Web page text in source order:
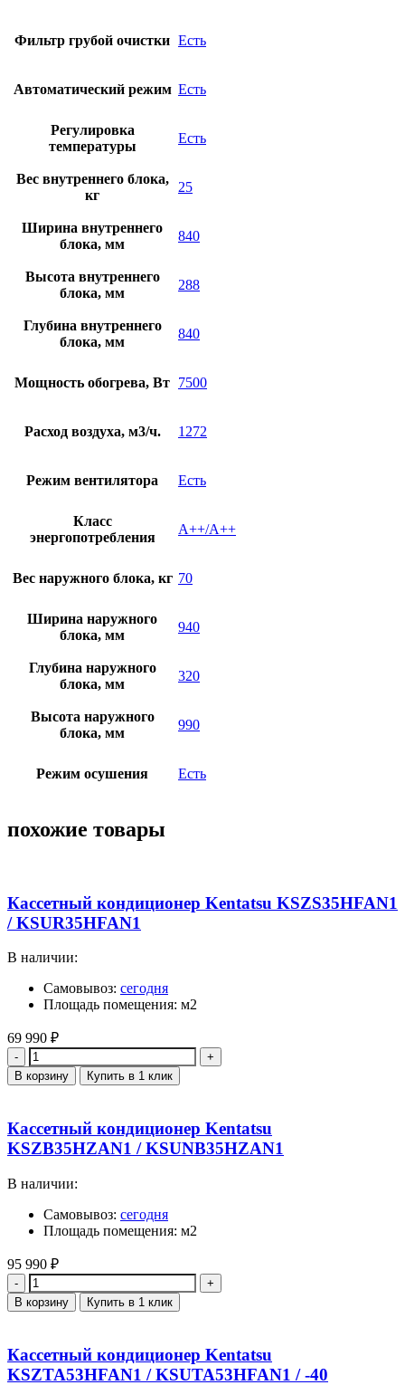
Фильтр грубой очистки Есть
Автоматический режим Есть
Регулировка
температуры
Есть
Вес внутреннего блока,
кг
25
Ширина внутреннего
блока, мм
840
Высота внутреннего
блока, мм
288
Глубина внутреннего
блока, мм
840
Мощность обогрева, Вт 7500
Расход воздуха, м3/ч. 1272
Режим вентилятора Есть
Класс
энергопотребления
A++/A++
Вес наружного блока, кг 70
Ширина наружного
блока, мм
940
Глубина наружного
блока, мм
320
Высота наружного
блока, мм
990
Режим осушения Есть
похожие товары
Кассетный кондиционер Kentatsu KSZS35HFAN1
/ KSUR35HFAN1
В наличии:
Самовывоз: сегодня
Площадь помещения: м2
69 990 ₽
Количество
В корзину Купить в 1 клик
Кассетный кондиционер Kentatsu
KSZB35HZAN1 / KSUNB35HZAN1
В наличии:
Самовывоз: сегодня
Площадь помещения: м2
95 990 ₽
Количество
В корзину Купить в 1 клик
Кассетный кондиционер Kentatsu
KSZTA53HFAN1 / KSUTA53HFAN1 / -40